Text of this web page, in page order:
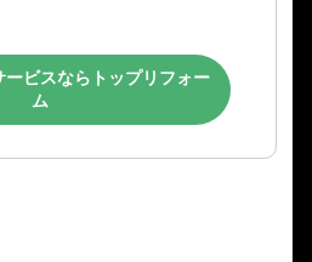
ービスならトップリフォー
ム